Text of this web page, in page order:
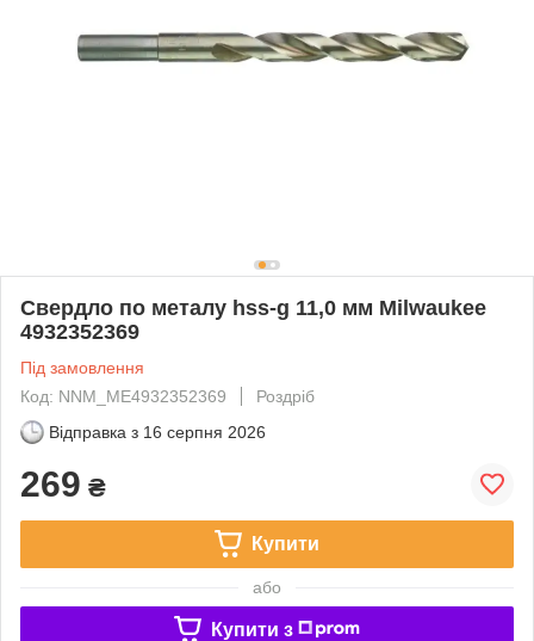
Свердло по металу hss-g 11,0 мм Milwaukee
4932352369
Під замовлення
Код: NNM_ME4932352369
Роздріб
Відправка з 16 серпня 2026
269 ₴
Купити
або
Купити з